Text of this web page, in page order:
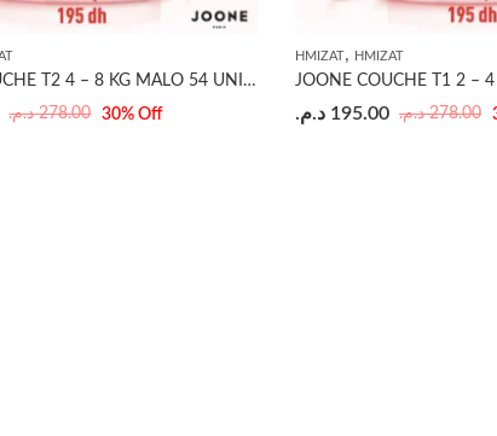
JOONE COUCHE T2 4 – 8 KG MALO 54 UNITÉS
278.00 د.م. 30% Off
HMIZAT, HMIZAT
278.00 د.م. 195.00 د.م.